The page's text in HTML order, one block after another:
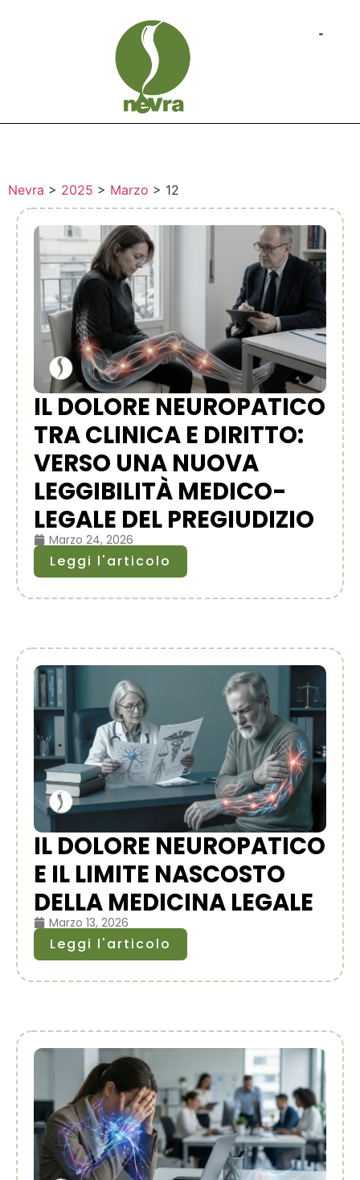
Nevra > 2025 > Marzo > 12
IL DOLORE NEUROPATICO
TRA CLINICA E DIRITTO:
VERSO UNA NUOVA
LEGGIBILITÀ MEDICO-
LEGALE DEL PREGIUDIZIO
Marzo 24, 2026
Leggi l'articolo
IL DOLORE NEUROPATICO
E IL LIMITE NASCOSTO
DELLA MEDICINA LEGALE
Marzo 13, 2026
Leggi l'articolo